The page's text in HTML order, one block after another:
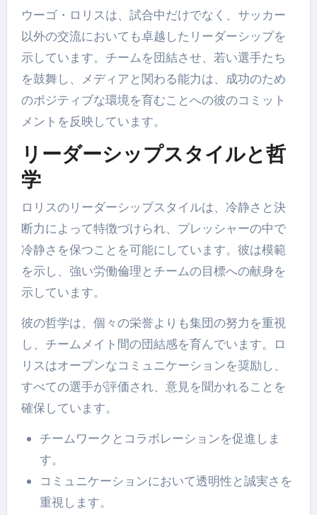
ウーゴ・ロリスは、試合中だけでなく、サッカー
以外の交流においても卓越したリーダーシップを
示しています。チームを団結させ、若い選手たち
を鼓舞し、メディアと関わる能力は、成功のため
のポジティブな環境を育むことへの彼のコミット
メントを反映しています。
リーダーシップスタイルと哲
学
ロリスのリーダーシップスタイルは、冷静さと決
断力によって特徴づけられ、プレッシャーの中で
冷静さを保つことを可能にしています。彼は模範
を示し、強い労働倫理とチームの目標への献身を
示しています。
彼の哲学は、個々の栄誉よりも集団の努力を重視
し、チームメイト間の団結感を育んでいます。ロ
リスはオープンなコミュニケーションを奨励し、
すべての選手が評価され、意見を聞かれることを
確保しています。
チームワークとコラボレーションを促進しま
す。
コミュニケーションにおいて透明性と誠実さを
重視します。